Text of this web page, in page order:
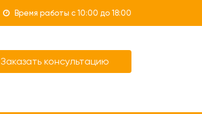
Время работы с 10:00 до 18:00
Заказать консультацию